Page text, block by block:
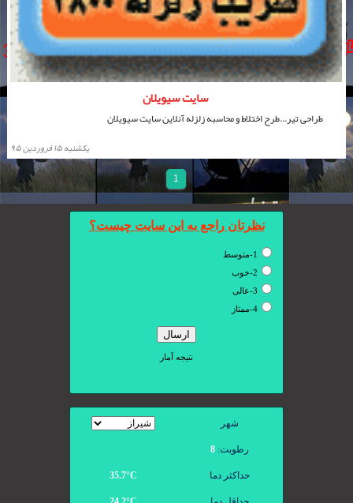
سایت سیویلان
طراحی تیر...طرح اختلاط و محاسبه زلزله آنلاین سایت سیویلان
يكشنبه ۱۵ فروردین ۹۵
1
شهر
رطوبت: 8
حداکثر دما 35.7°С